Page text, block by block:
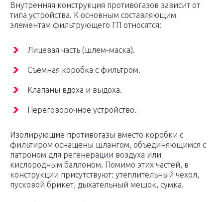
Внутренняя конструкция противогазов зависит от
типа устройства. К основным составляющим
элементам фильтрующего ГП относятся:
Лицевая часть (шлем-маска).
Съемная коробка с фильтром.
Клапаны вдоха и выдоха.
Переговорочное устройство.
Изолирующие противогазы вместо коробки с
фильтиром оснащены шлангом, объединяющимся с
патроном для регенерации воздуха или
кислородным баллоном. Помимо этих частей, в
конструкции присутствуют: утеплительный чехол,
пусковой брикет, дыхательный мешок, сумка.